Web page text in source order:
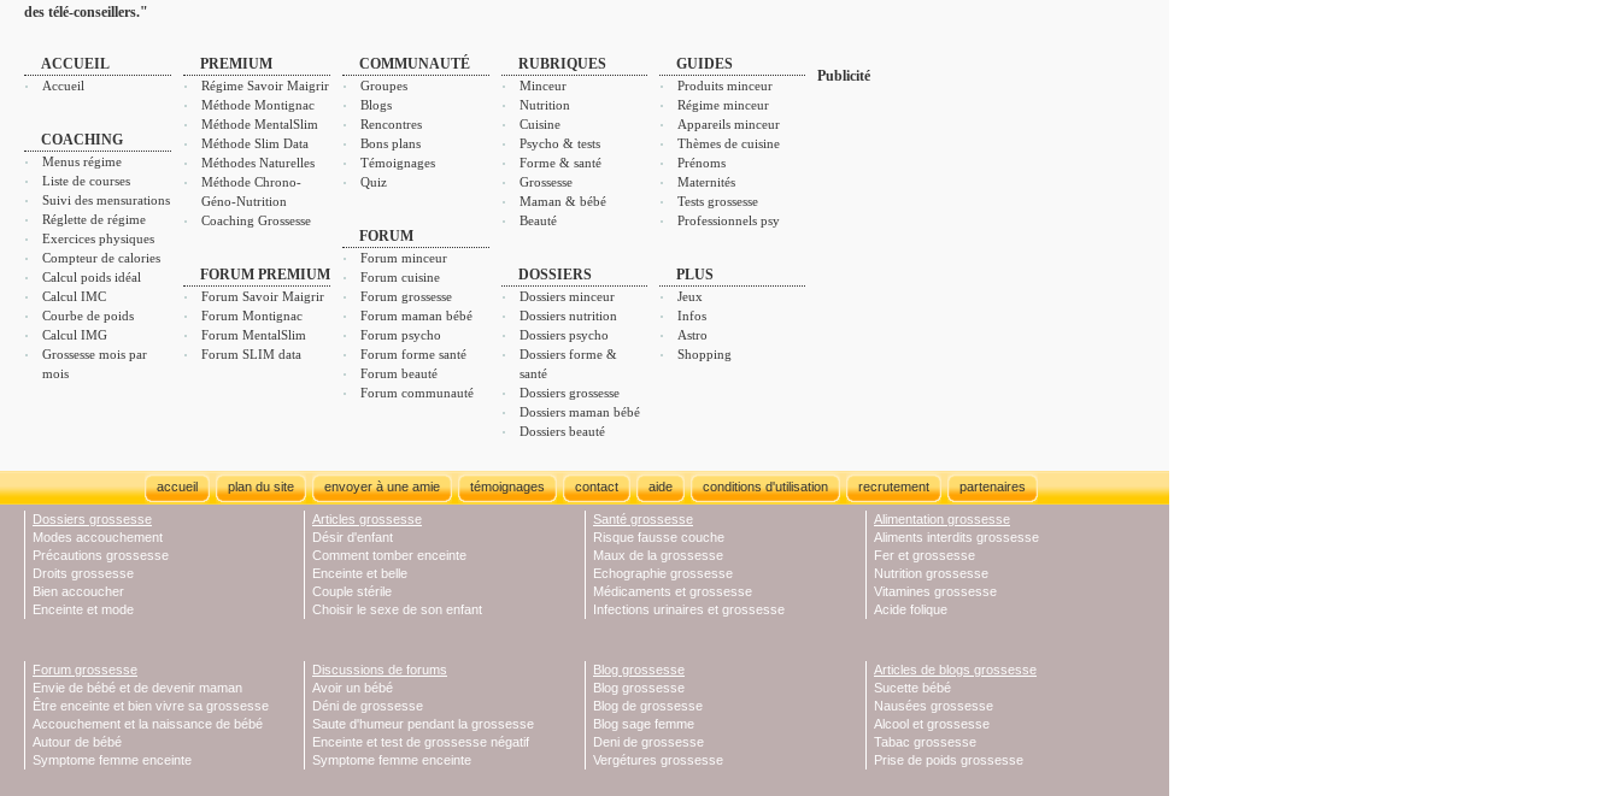
des télé-conseillers."
ACCUEIL
Accueil
COACHING
Menus régime
Liste de courses
Suivi des mensurations
Réglette de régime
Exercices physiques
Compteur de calories
Calcul poids idéal
Calcul IMC
Courbe de poids
Calcul IMG
Grossesse mois par
mois
PREMIUM
Régime Savoir Maigrir
Méthode Montignac
Méthode MentalSlim
Méthode Slim Data
Méthodes Naturelles
Méthode Chrono-
Géno-Nutrition
Coaching Grossesse
FORUM PREMIUM
Forum Savoir Maigrir
Forum Montignac
Forum MentalSlim
Forum SLIM data
COMMUNAUTÉ
Groupes
Blogs
Rencontres
Bons plans
Témoignages
Quiz
FORUM
Forum minceur
Forum cuisine
Forum grossesse
Forum maman bébé
Forum psycho
Forum forme santé
Forum beauté
Forum communauté
RUBRIQUES
Minceur
Nutrition
Cuisine
Psycho & tests
Forme & santé
Grossesse
Maman & bébé
Beauté
DOSSIERS
Dossiers minceur
Dossiers nutrition
Dossiers psycho
Dossiers forme &
santé
Dossiers grossesse
Dossiers maman bébé
Dossiers beauté
GUIDES
Produits minceur
Régime minceur
Appareils minceur
Thèmes de cuisine
Prénoms
Maternités
Tests grossesse
Professionnels psy
PLUS
Jeux
Infos
Astro
Shopping
Publicité
accueil plan du site envoyer à une amie témoignages contact aide conditions d'utilisation recrutement partenaires
Dossiers grossesse
Modes accouchement
Précautions grossesse
Droits grossesse
Bien accoucher
Enceinte et mode
Articles grossesse
Désir d'enfant
Comment tomber enceinte
Enceinte et belle
Couple stérile
Choisir le sexe de son enfant
Santé grossesse
Risque fausse couche
Maux de la grossesse
Echographie grossesse
Médicaments et grossesse
Infections urinaires et grossesse
Alimentation grossesse
Aliments interdits grossesse
Fer et grossesse
Nutrition grossesse
Vitamines grossesse
Acide folique
Forum grossesse
Envie de bébé et de devenir maman
Être enceinte et bien vivre sa grossesse
Accouchement et la naissance de bébé
Autour de bébé
Symptome femme enceinte
Discussions de forums
Avoir un bébé
Déni de grossesse
Saute d'humeur pendant la grossesse
Enceinte et test de grossesse négatif
Symptome femme enceinte
Blog grossesse
Blog grossesse
Blog de grossesse
Blog sage femme
Deni de grossesse
Vergétures grossesse
Articles de blogs grossesse
Sucette bébé
Nausées grossesse
Alcool et grossesse
Tabac grossesse
Prise de poids grossesse